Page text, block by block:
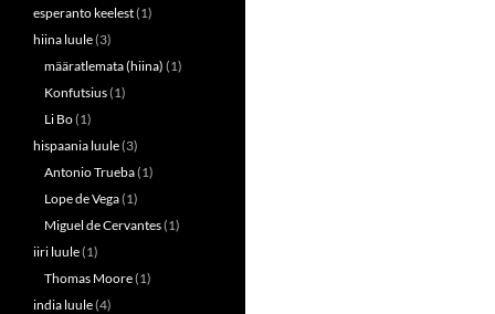
esperanto keelest(1)
hiina luule(3)
määratlemata (hiina) (1)
Konfutsius(1)
Li Bo(1)
hispaania luule(3)
Antonio Trueba(1)
Lope de Vega(1)
Miguel de Cervantes(1)
iiri luule(1)
Thomas Moore(1)
india luule(4)